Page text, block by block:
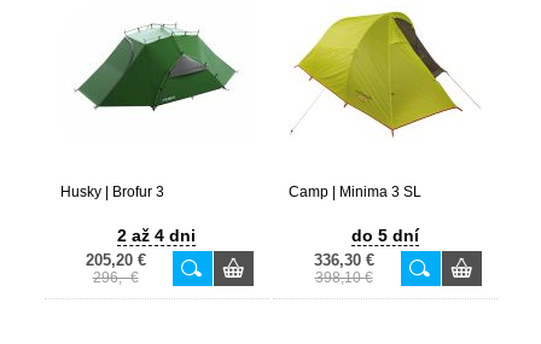
Husky | Brofur 3
2 až 4 dni
205,20 €
296,- €
Camp | Minima 3 SL
do 5 dní
336,30 €
398,10 €